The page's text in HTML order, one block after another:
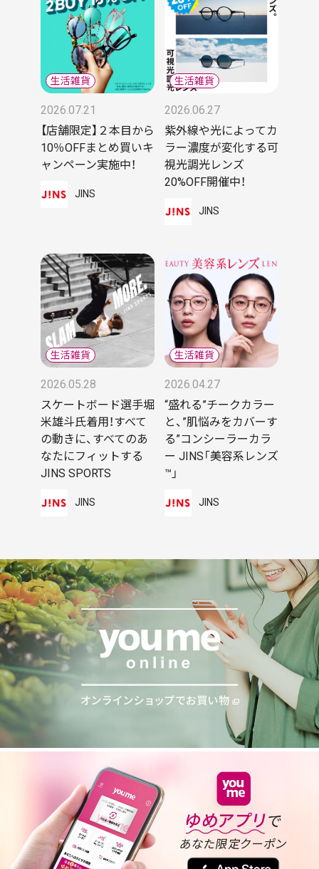
2026.07.21
【店舗限定】２本目から
10％OFFまとめ買いキ
ャンペーン実施中！
JINS
2026.06.27
紫外線や光によってカ
ラー濃度が変化する可
視光調光レンズ
20%OFF開催中！
JINS
2026.05.28
スケートボード選手堀
米雄斗氏着用！すべて
の動きに、すべてのあ
なたにフィットする
JINS SPORTS
JINS
2026.04.27
“盛れる”チークカラー
と、”肌悩みをカバーす
る”コンシーラーカラ
ー JINS「美容系レンズ
™」
JINS